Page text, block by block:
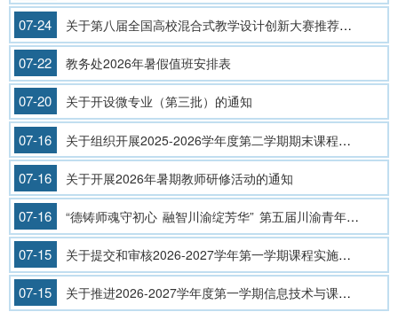
07-24 关于第八届全国高校混合式教学设计创新大赛推荐人选的公示
07-22 教务处2026年暑假值班安排表
07-20 关于开设微专业（第三批）的通知
07-16 关于组织开展2025-2026学年度第二学期期末课程考试补（缓）考的通知
07-16 关于开展2026年暑期教师研修活动的通知
07-16 “德铸师魂守初心 融智川渝绽芳华” 第五届川渝青年教师风采大赛申报推荐结果公示
07-15 关于提交和审核2026-2027学年第一学期课程实施大纲的通知
07-15 关于推进2026-2027学年度第一学期信息技术与课堂教学深度融合的通知